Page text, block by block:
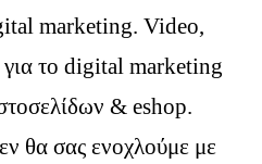
marketing. Video,
το digital marketing
& eshop.
θα σας ενοχλούμε με